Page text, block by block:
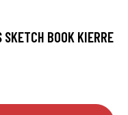
BOOK KIERRE